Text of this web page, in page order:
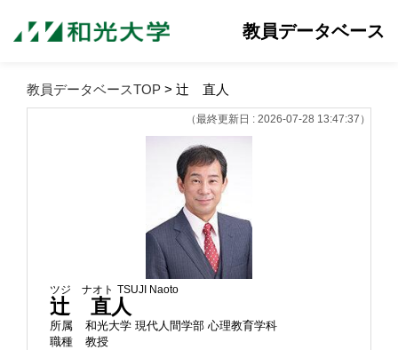
教員データベース
教員データベースTOP > 辻 直人
（最終更新日 : 2026-07-28 13:47:37）
ツジ ナオト TSUJI Naoto
辻 直人
所属
和光大学 現代人間学部 心理教育学科
職種
教授